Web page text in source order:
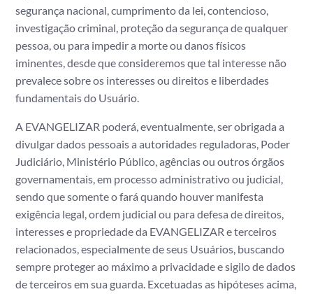
segurança nacional, cumprimento da lei, contencioso,
investigação criminal, proteção da segurança de qualquer
pessoa, ou para impedir a morte ou danos físicos
iminentes, desde que consideremos que tal interesse não
prevalece sobre os interesses ou direitos e liberdades
fundamentais do Usuário.
A EVANGELIZAR poderá, eventualmente, ser obrigada a
divulgar dados pessoais a autoridades reguladoras, Poder
Judiciário, Ministério Público, agências ou outros órgãos
governamentais, em processo administrativo ou judicial,
sendo que somente o fará quando houver manifesta
exigência legal, ordem judicial ou para defesa de direitos,
interesses e propriedade da EVANGELIZAR e terceiros
relacionados, especialmente de seus Usuários, buscando
sempre proteger ao máximo a privacidade e sigilo de dados
de terceiros em sua guarda. Excetuadas as hipóteses acima,